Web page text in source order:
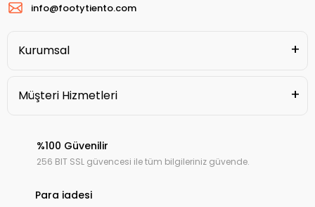
info@footytiento.com
Kurumsal
Müşteri Hizmetleri
%100 Güvenilir
256 BIT SSL güvencesi ile tüm bilgileriniz güvende.
Para iadesi